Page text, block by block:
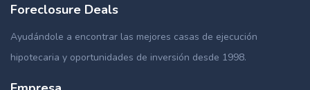
Foreclosure Deals
Ayudándole a encontrar las mejores casas de ejecución
hipotecaria y oportunidades de inversión desde 1998.